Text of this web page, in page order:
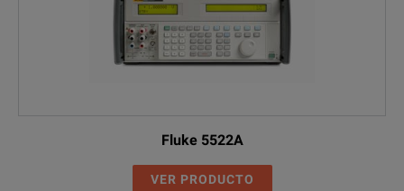
Fluke 5522A
VER PRODUCTO